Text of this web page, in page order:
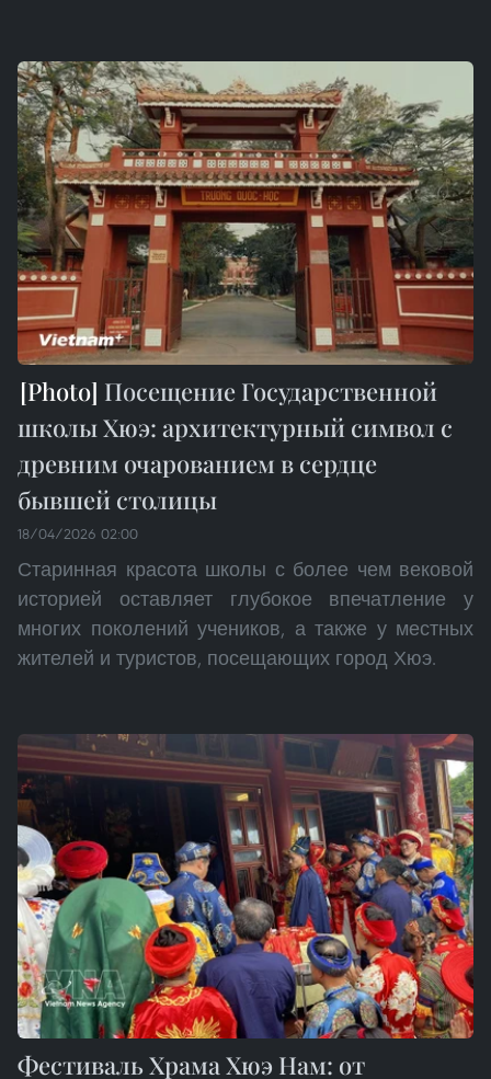
Посещение Государственной
школы Хюэ: архитектурный символ с
древним очарованием в сердце
бывшей столицы
18/04/2026 02:00
Старинная красота школы с более чем вековой
историей оставляет глубокое впечатление у
многих поколений учеников, а также у местных
жителей и туристов, посещающих город Хюэ.
Фестиваль Храма Хюэ Нам: от